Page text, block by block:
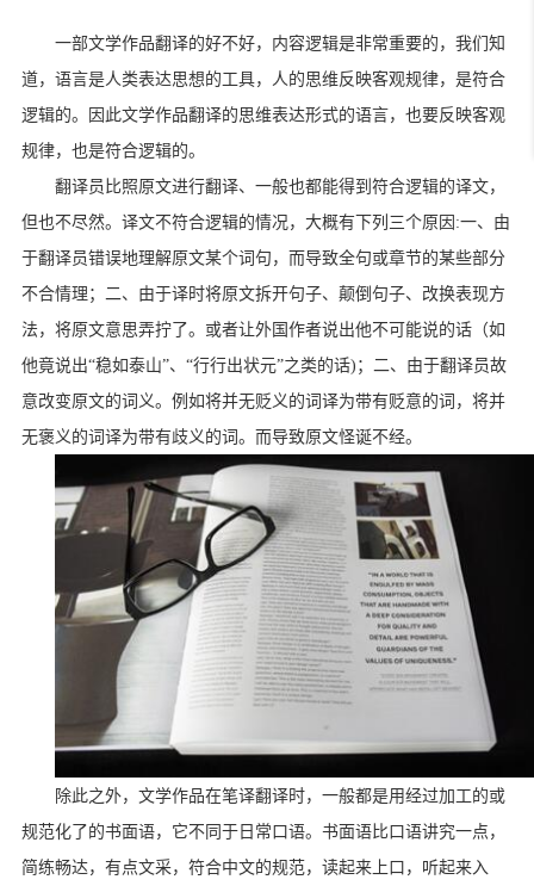
一部文学作品翻译的好不好，内容逻辑是非常重要的，我们知
道，语言是人类表达思想的工具，人的思维反映客观规律，是符合
逻辑的。因此文学作品翻译的思维表达形式的语言，也要反映客观
规律，也是符合逻辑的。
翻译员比照原文进行翻译、一般也都能得到符合逻辑的译文，
但也不尽然。译文不符合逻辑的情况，大概有下列三个原因 :一、由
于翻译员错误地理解原文某个词句，而导致全句或章节的某些部分
不合情理；二、由于译时将原文拆开句子、颠倒句子、改换表现方
法，将原文意思弄拧了。或者让外国作者说出他不可能说的话（如
他竟说出“稳如泰山”、“行行出状元”之类的话) ；二、由于翻译员故
意改变原文的词义。例如将并无贬义的词译为带有贬意的词，将并
无褒义的词译为带有歧义的词。而导致原文怪诞不经。
除此之外，文学作品在笔译翻译时，一般都是用经过加工的或
规范化了的书面语，它不同于日常口语。书面语比口语讲究一点，
简练畅达，有点文采，符合中文的规范，读起来上口，听起来入